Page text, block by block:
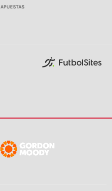
APUESTAS